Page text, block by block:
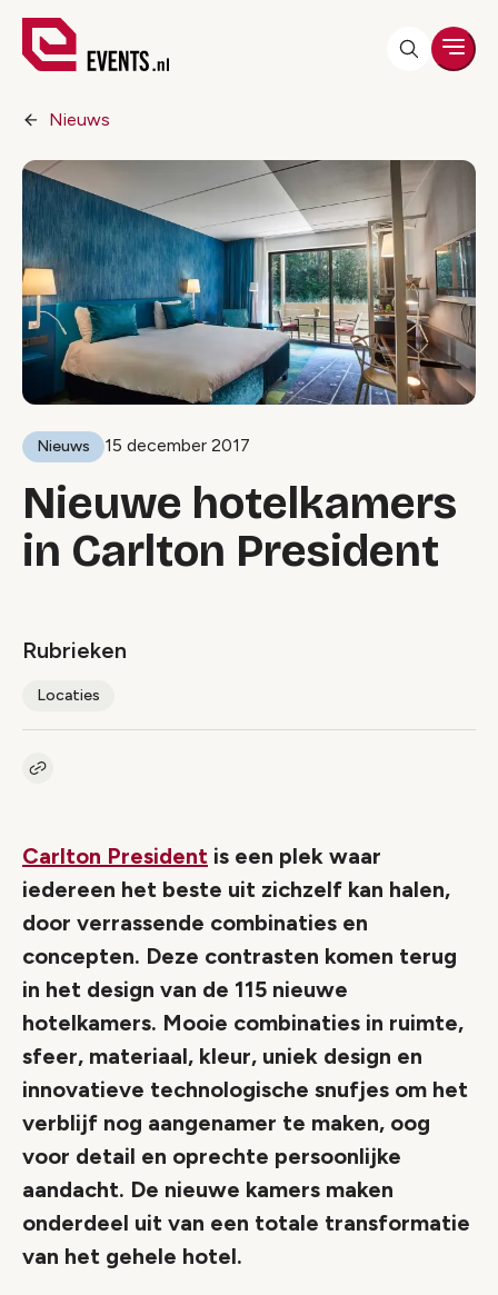
Nieuws
Nieuws 15 december 2017
Nieuwe hotelkamers
in Carlton President
Rubrieken
Locaties
Kopieer link naar artikel
Carlton President is een plek waar
iedereen het beste uit zichzelf kan halen,
door verrassende combinaties en
concepten. Deze contrasten komen terug
in het design van de 115 nieuwe
hotelkamers. Mooie combinaties in ruimte,
sfeer, materiaal, kleur, uniek design en
innovatieve technologische snufjes om het
verblijf nog aangenamer te maken, oog
voor detail en oprechte persoonlijke
aandacht. De nieuwe kamers maken
onderdeel uit van een totale transformatie
van het gehele hotel.